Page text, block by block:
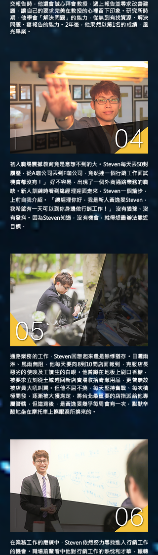
交報告時，他還會誠心拜會教授，遞上報告並尋求改善建
議，讓自己的要求完美在教授的心裡留下印象。研究所時
期，他學會「解決問題」的能力，從無到有找資源、解決
問題、寫報告的能力。2年後，他果然以第1名的成績，風
光畢業。
初入職場震撼教育竟是意想不到的大。Steven每天丟50封
履歷，從A咖公司丟到F咖公司，竟然連一個行銷工作面試
機會都沒有！」 好不容易，出現了一個外商通路業務的職
缺。新人訓練時看到總經理迎面走來，Steven一個箭步，
上前自我介紹。 「總經理你好，我是新人黃逸旻Steven，
我希望有一天可以到你身邊做行銷工作！」 沒有猶豫、沒
有發抖。因為Steven知道，沒有機會，就得想盡辦法靠近
目標。
通路業務的工作，Steven回想起來還是餘悸猶存。日曬雨
淋、風雨無阻，他每天要向8到10間店面報到，克服店長
惡劣的使喚及工讀生的白眼。他曾蹲在地板上刷口香糖，
被要求立刻從土城趕回新店賣場收拾清潔用品，更曾無故
被店員大吼叫罵。但他不屈不撓，每天堅持奮戰、每次積
極開發，逐漸被大獲肯定，將台北最重要的店指派給他專
屬管轄，但這背後，是黃逸旻幾乎每周會有一次，默默辛
酸地坐在摩托車上擦眼淚所換來的。
在業務工作的磨練中，Steven依然努力尋找進入行銷工作
的機會。職場前輩看中他對行銷工作的熱忱和才華，輾轉